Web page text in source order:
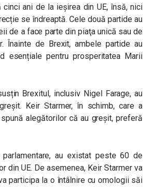
ani de la ieșirea din UE, însă, nici
se îndreaptă. Cele două partide au
de a face parte din piaţa unică sau de
Înainte de Brexit, ambele partide au
esențiale pentru prosperitatea Marii
Brexitul, inclusiv Nigel Farage, au
Keir Starmer, în schimb, care a
alegătorilor că au greșit, preferă
au existat peste 60 de
din UE. De asemenea, Keir Starmer va
participa la o întâlnire cu omologii săi